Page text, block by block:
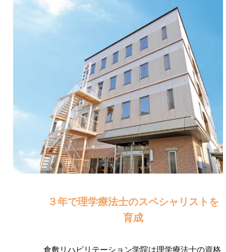
３年で理学療法士のスペシャリストを
育成
倉敷リハビリテーション学院は理学療法士の資格